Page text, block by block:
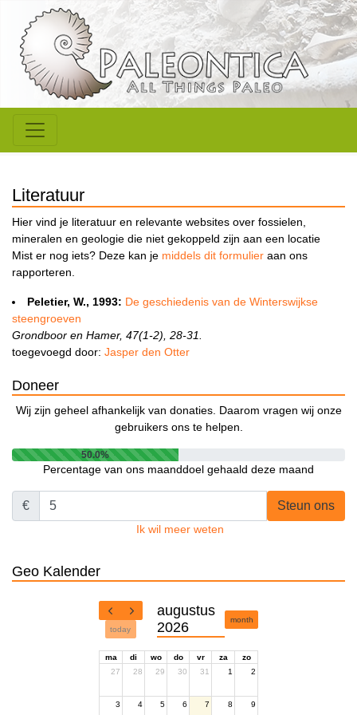
Literatuur
Hier vind je literatuur en relevante websites over fossielen,
mineralen en geologie die niet gekoppeld zijn aan een locatie
Mist er nog iets? Deze kan je middels dit formulier aan ons
rapporteren.
Peletier, W., 1993: De geschiedenis van de Winterswijkse
steengroeven
Grondboor en Hamer, 47(1-2), 28-31.
toegevoegd door: Jasper den Otter
Doneer
Wij zijn geheel afhankelijk van donaties. Daarom vragen wij onze
gebruikers ons te helpen.
50.0%
Percentage van ons maanddoel gehaald deze maand
€ Steun ons
Ik wil meer weten
Geo Kalender
today
augustus
2026
month
ma di wo do vr za
zo
27
28 29 30 31 1 2
3 4 5 6 7 8 9